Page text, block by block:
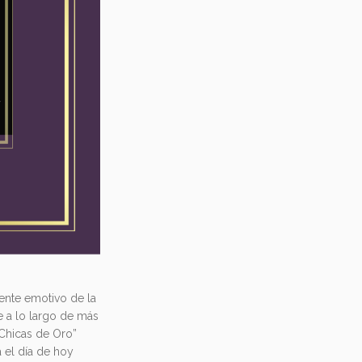
emotivo de la
a lo largo de más
de Oro”
el día de hoy